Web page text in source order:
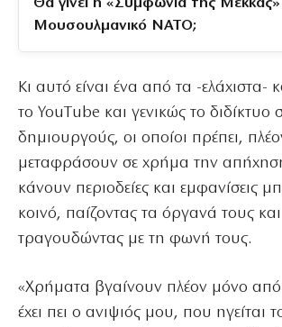
Θα γίνει η «Συμφωνία της
Μουσουλμανικό ΝΑΤΟ;
Κι αυτό είναι ένα από τα -ελάχιστα-
το ΥοuΤube και γενικώς το διδίκτυο
δημιουργούς, οι οποίοι πρέπει,
μεταφράσουν σε χρήμα την
κάνουν περιοδείες και εμφανίσεις
κοινό, παίζοντας τα όργανά τους και
τραγουδώντας με τη φωνή τους.
«Χρήματα βγαίνουν πλέον μόνο
έχει πει ο ανιψιός μου, που ηγείται